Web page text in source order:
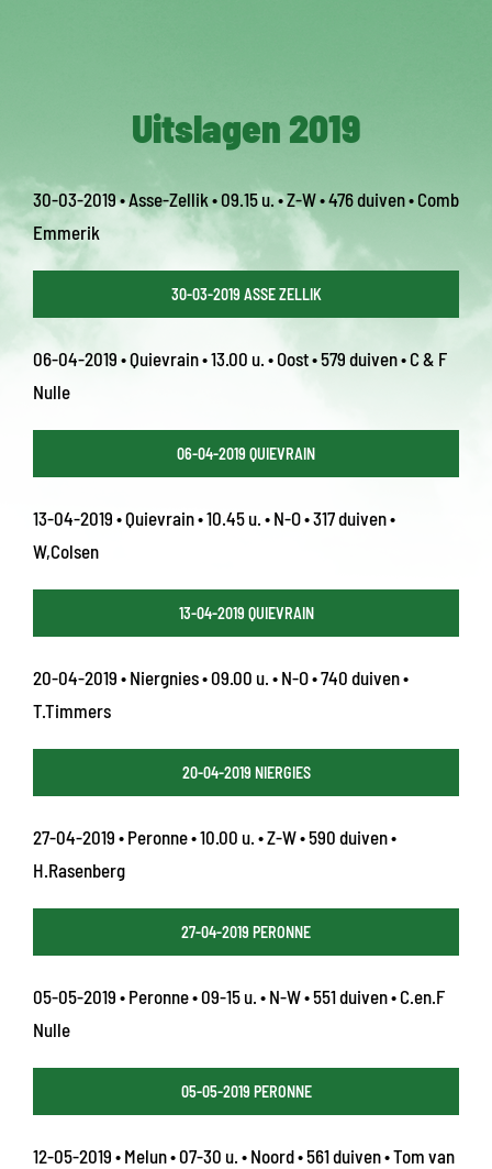
Uitslagen 2019
30-03-2019 • Asse-Zellik • 09.15 u. • Z-W • 476 duiven • Comb
Emmerik
30-03-2019 ASSE ZELLIK
06-04-2019 • Quievrain • 13.00 u. • Oost • 579 duiven • C & F
Nulle
06-04-2019 QUIEVRAIN
13-04-2019 • Quievrain • 10.45 u. • N-O • 317 duiven •
W,Colsen
13-04-2019 QUIEVRAIN
20-04-2019 • Niergnies • 09.00 u. • N-O • 740 duiven •
T.Timmers
20-04-2019 NIERGIES
27-04-2019 • Peronne • 10.00 u. • Z-W • 590 duiven •
H.Rasenberg
27-04-2019 PERONNE
05-05-2019 • Peronne • 09-15 u. • N-W • 551 duiven • C.en.F
Nulle
05-05-2019 PERONNE
12-05-2019 • Melun • 07-30 u. • Noord • 561 duiven • Tom van